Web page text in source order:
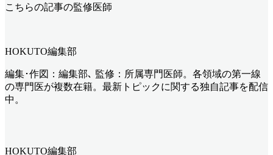
こちらの記事の監修医師
HOKUTO編集部
編集･作図：編集部､ 監修：所属専門医師。各領域の第一線
の専門医が複数在籍。最新トピックに関する独自記事を配信
中。
HOKUTO編集部